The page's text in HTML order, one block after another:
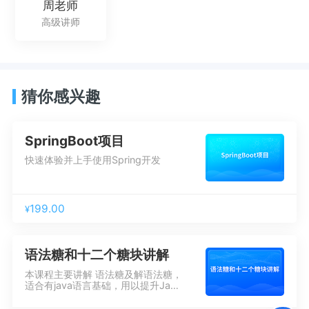
周老师
高级讲师
猜你感兴趣
SpringBoot项目
快速体验并上手使用Spring开发
¥199.00
语法糖和十二个糖块讲解
本课程主要讲解 语法糖及解语法糖，
适合有java语言基础，用以提升Java